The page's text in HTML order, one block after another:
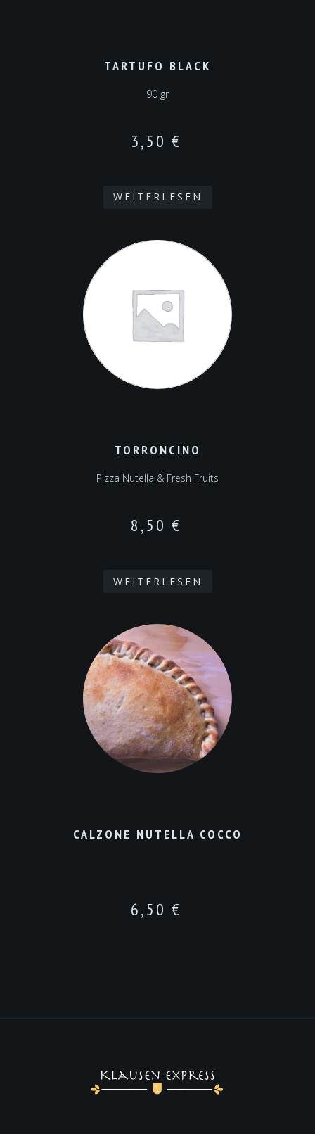
TARTUFO BLACK
90 gr
3,50 €
WEITERLESEN
TORRONCINO
Pizza Nutella & Fresh Fruits
8,50 €
WEITERLESEN
CALZONE NUTELLA COCCO
6,50 €